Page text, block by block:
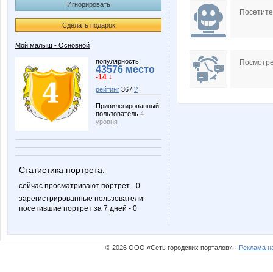
Игнорировать
Сделать подарок
Мой малыш - Основной
популярность:
43576 место
-14 ↓
рейтинг 367 ?
Привилегированный
пользователь 4
уровня
Статистика портрета:
сейчас просматривают портрет - 0
зарегистрированные пользователи
посетившие портрет за 7 дней - 0
© 2026 ООО «Сеть городских порталов» · Реклама